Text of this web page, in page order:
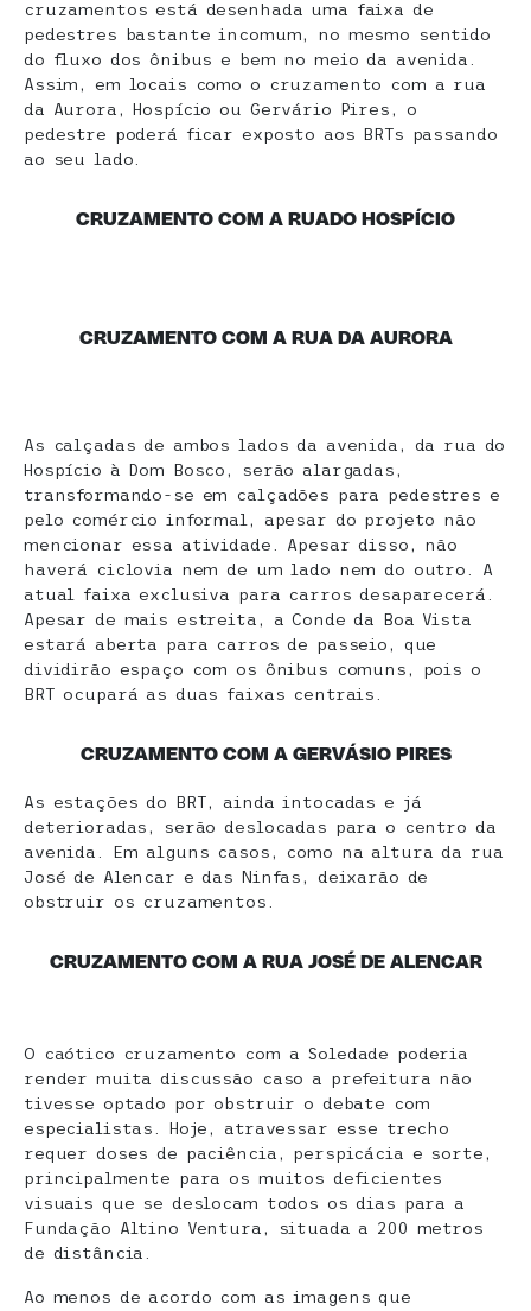
cruzamentos está desenhada uma faixa de
pedestres bastante incomum, no mesmo sentido
do fluxo dos ônibus e bem no meio da avenida.
Assim, em locais como o cruzamento com a rua
da Aurora, Hospício ou Gervário Pires, o
pedestre poderá ficar exposto aos BRTs passando
ao seu lado.
CRUZAMENTO COM A RUADO HOSPÍCIO
CRUZAMENTO COM A RUA DA AURORA
As calçadas de ambos lados da avenida, da rua do
Hospício à Dom Bosco, serão alargadas,
transformando-se em calçadões para pedestres e
pelo comércio informal, apesar do projeto não
mencionar essa atividade. Apesar disso, não
haverá ciclovia nem de um lado nem do outro. A
atual faixa exclusiva para carros desaparecerá.
Apesar de mais estreita, a Conde da Boa Vista
estará aberta para carros de passeio, que
dividirão espaço com os ônibus comuns, pois o
BRT ocupará as duas faixas centrais.
CRUZAMENTO COM A GERVÁSIO PIRES
As estações do BRT, ainda intocadas e já
deterioradas, serão deslocadas para o centro da
avenida. Em alguns casos, como na altura da rua
José de Alencar e das Ninfas, deixarão de
obstruir os cruzamentos.
CRUZAMENTO COM A RUA JOSÉ DE ALENCAR
O caótico cruzamento com a Soledade poderia
render muita discussão caso a prefeitura não
tivesse optado por obstruir o debate com
especialistas. Hoje, atravessar esse trecho
requer doses de paciência, perspicácia e sorte,
principalmente para os muitos deficientes
visuais que se deslocam todos os dias para a
Fundação Altino Ventura, situada a 200 metros
de distância.
Ao menos de acordo com as imagens que